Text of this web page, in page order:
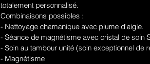
totalement personnalisé.
Combinaisons possibles :
- Nettoyage chamanique avec plume d'aigle.
- Séance de magnétisme avec cristal de soin
- Soin au tambour unité (soin exceptionnel de
- Magnétisme